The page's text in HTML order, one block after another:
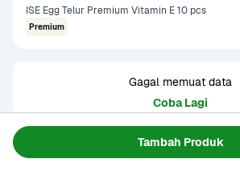
Tambah Produk
ISE Egg Telur Premium Vitamin E 10 pcs
Premium
Gagal memuat data
Coba Lagi
Informasi Produk